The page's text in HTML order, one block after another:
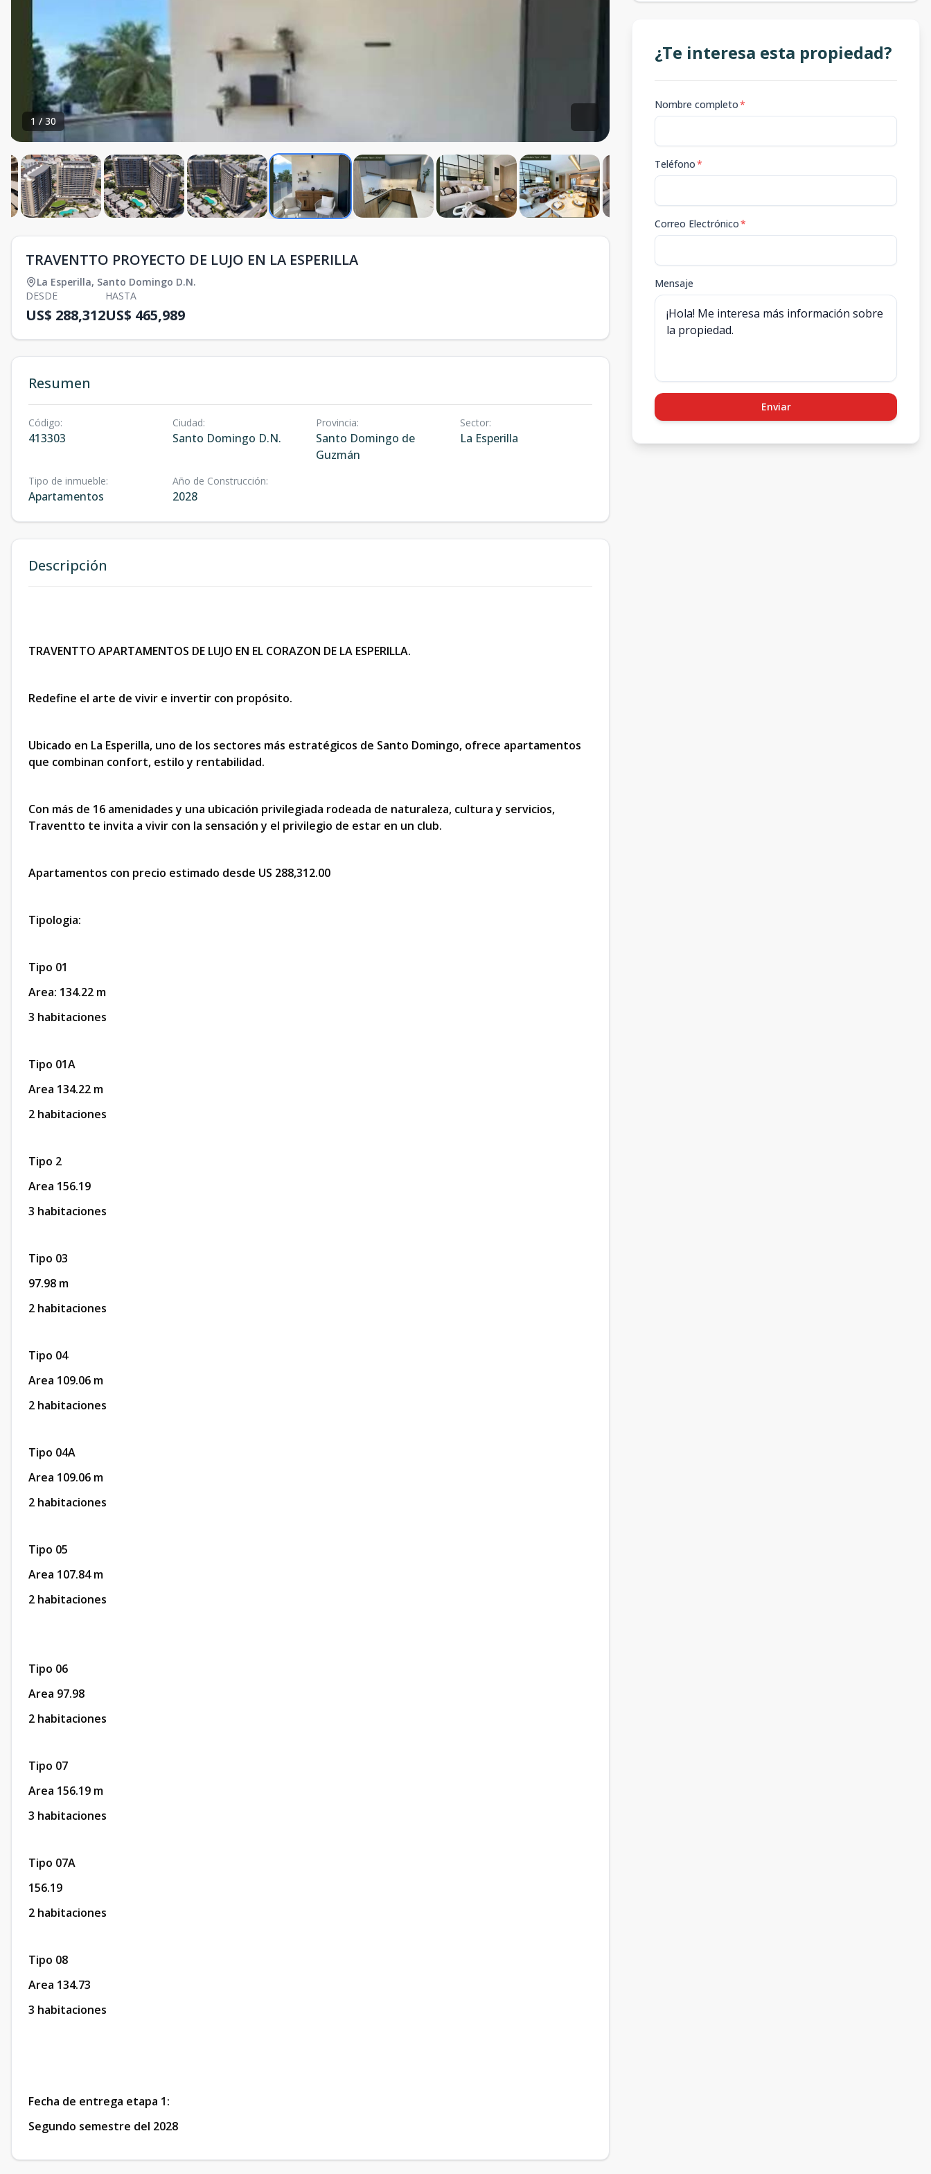
1 / 30
TRAVENTTO PROYECTO DE LUJO EN LA ESPERILLA
La Esperilla, Santo Domingo D.N.
DESDE
US$ 288,312
HASTA
US$ 465,989
Resumen
Código:
413303
Ciudad:
Santo Domingo D.N.
Provincia:
Santo Domingo de
Guzmán
Sector:
La Esperilla
Tipo de inmueble:
Apartamentos
Año de Construcción:
2028
Descripción
TRAVENTTO APARTAMENTOS DE LUJO EN EL CORAZON DE LA ESPERILLA.
Redefine el arte de vivir e invertir con propósito.
Ubicado en La Esperilla, uno de los sectores más estratégicos de Santo Domingo, ofrece apartamentos
que combinan confort, estilo y rentabilidad.
Con más de 16 amenidades y una ubicación privilegiada rodeada de naturaleza, cultura y servicios,
Traventto te invita a vivir con la sensación y el privilegio de estar en un club.
Apartamentos con precio estimado desde US 288,312.00
Tipologia:
Tipo 01
Area: 134.22 m
3 habitaciones
Tipo 01A
Area 134.22 m
2 habitaciones
Tipo 2
Area 156.19
3 habitaciones
Tipo 03
97.98 m
2 habitaciones
Tipo 04
Area 109.06 m
2 habitaciones
Tipo 04A
Area 109.06 m
2 habitaciones
Tipo 05
Area 107.84 m
2 habitaciones
Tipo 06
Area 97.98
2 habitaciones
Tipo 07
Area 156.19 m
3 habitaciones
Tipo 07A
156.19
2 habitaciones
Tipo 08
Area 134.73
3 habitaciones
Fecha de entrega etapa 1:
Segundo semestre del 2028
¿Te interesa esta propiedad?
Nombre completo*
Teléfono*
Correo Electrónico*
Mensaje
Enviar